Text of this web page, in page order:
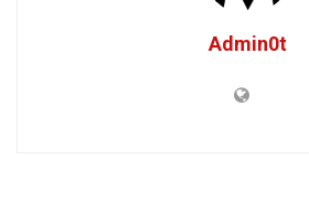
Admin0t